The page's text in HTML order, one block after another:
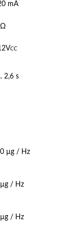
mA
Ω
CC
2,6 s
µg / Hz
/ Hz
/ Hz